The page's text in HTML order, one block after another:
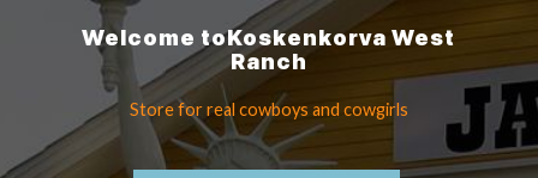
Welcome toKoskenkorvaWest
Ranch
Store for real cowboys and cowgirls